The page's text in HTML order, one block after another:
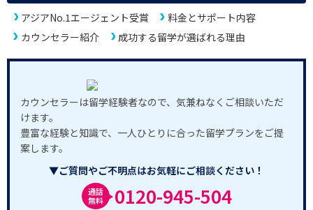
アジアNo.1エージェント受賞
料金とサポート内容
カウンセラー紹介
成功する留学が選ばれる理由
カウンセラーは留学経験者なので、気兼ねなくご相談いただ
けます。
豊富な経験と知識で、一人ひとりに合った留学プランをご提
案します。
▼ご質問やご不明点はお気軽にご相談ください！
通話
無料
0120-945-504